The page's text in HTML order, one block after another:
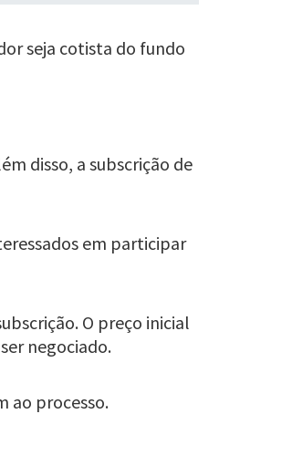
seja cotista do fundo
disso, a subscrição de
em participar
O preço inicial
negociado.
ao processo.